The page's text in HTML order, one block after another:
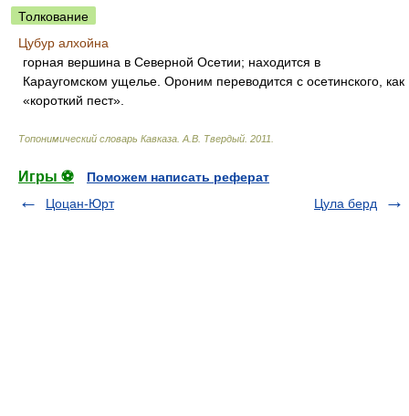
Толкование
Цубур алхойна
горная вершина в Северной Осетии; находится в
Караугомском ущелье. Ороним переводится с осетинского, как
«короткий пест».
Топонимический словарь Кавказа А.В. Твердый 2011
Игры ⚽
Поможем написать реферат
Цоцан-Юрт
Цула берд